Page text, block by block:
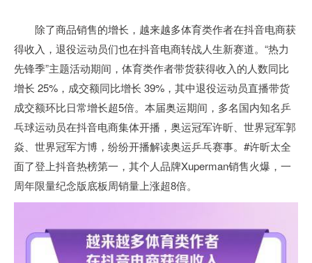
除了商品销售的增长，越来越多体育类作者在抖音电商获
得收入，退役运动员们也在抖音电商转战人生新赛道。“热力
先锋季”主题活动期间，体育类作者带货获得收入的人数同比
增长 25%，成交额同比增长 39%，其中退役运动员直播带货
成交额环比日常增长超5倍。本届奥运期间，多名国内知名乒
乓球运动员在抖音电商集体开播，奥运冠军许昕、世界冠军郭
焱、世界冠军方博，纷纷开播解读奥运乒乓赛事。#许昕太全
面了登上抖音热榜第一，其个人品牌Xuperman销售火爆，一
周年限量纪念版底板周销量上涨超8倍。